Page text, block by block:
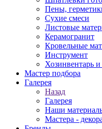
Пены,
Сухие смеси
Листовые
Керамогранит
Кровельные
Инструмент
Хозинвентарь
Мастер подбора
Галерея
Назад
Галерея
Наши
Мастера -